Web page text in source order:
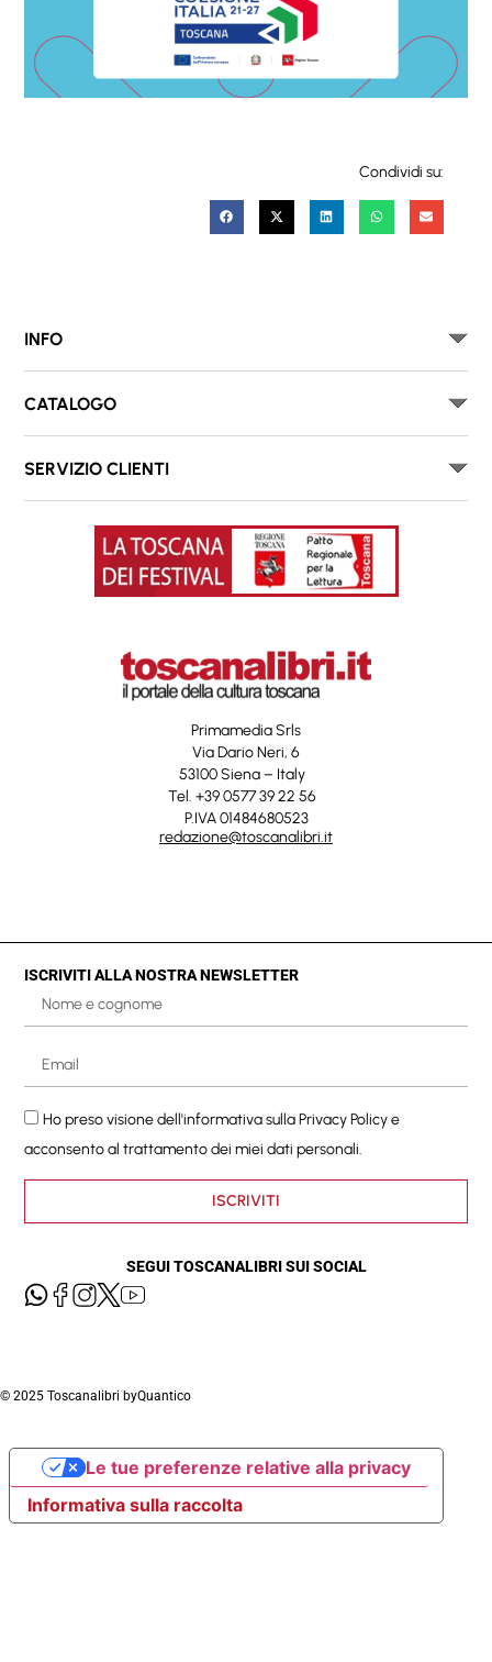
Condividi su:
INFO
CATALOGO
SERVIZIO CLIENTI
Primamedia Srls
Via Dario Neri, 6
53100 Siena – Italy
Tel. +39 0577 39 22 56
P.IVA 01484680523
redazione@toscanalibri.it
ISCRIVITI ALLA NOSTRA NEWSLETTER
Ho preso visione dell'informativa sullaPrivacy Policye
acconsento al trattamento dei miei dati personali.
ISCRIVITI
SEGUI TOSCANALIBRI SUI SOCIAL
© 2025 Toscanalibri byQuantico
Informativa sulla raccolta
Le tue preferenze relative alla privacy